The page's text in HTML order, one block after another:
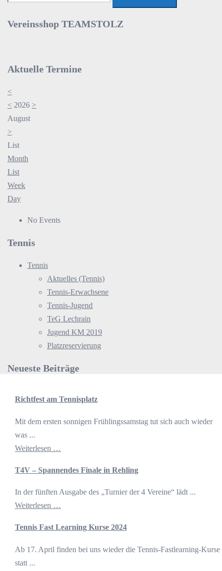
Vereinsshop TEAMSTOLZ
Aktuelle Termine
<
< 2026 >
August
>
List
Month
List
Week
Day
No Events
Tennis
Tennis
Aktuelles (Tennis)
Tennis-Erwachsene
Tennis-Jugend
TeG Lechrain
Jugend KM 2019
Platzreservierung
Neueste Beiträge
Richtfest am Tennisplatz
Mit dem ersten sonnigen Frühlingssamstag tut sich auch wieder
was ...
Weiterlesen …
T4V – Spannendes Finale in Rehling
In der fünften Ausgabe des „Turnier der 4 Vereine“ lädt ...
Weiterlesen …
Tennis Fast Learning Kurse 2024
Ab 17. April finden bei uns wieder die Tennis-Fastlearning-Kurse
statt ...